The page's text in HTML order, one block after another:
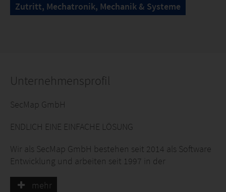
Zutritt, Mechatronik, Mechanik & Systeme
Unternehmensprofil
SecMap GmbH
ENDLICH EINE EINFACHE LÖSUNG
Wir als SecMap GmbH bestehen seit 2014 als Software
Entwicklung und arbeiten seit 1997 in der
gesetzt eine Visualisierung für Gefahrenmeldeanlagen
mehr